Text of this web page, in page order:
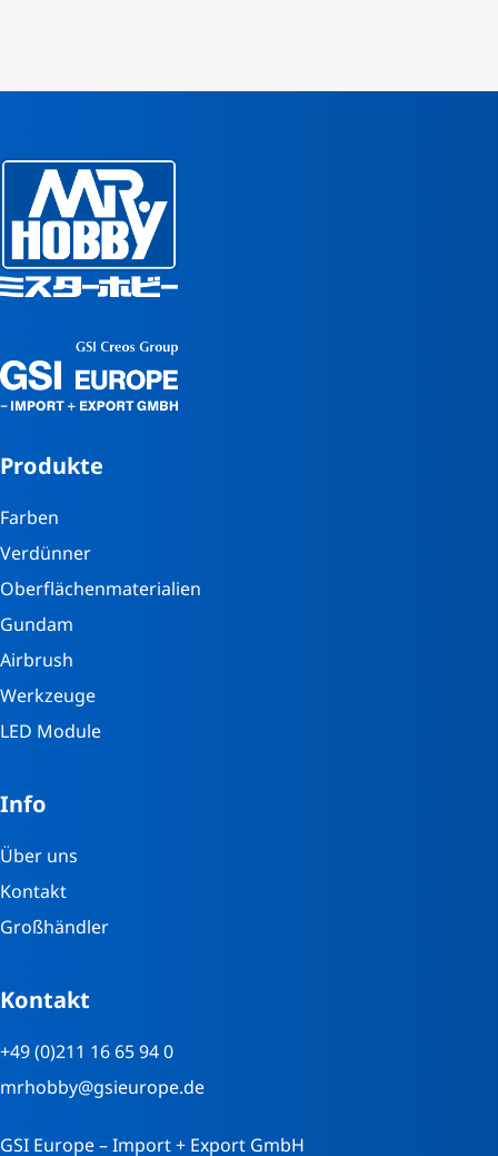
Produkte
Farben
Verdünner
Oberflächenmaterialien
Gundam
Airbrush
Werkzeuge
LED Module
Info
Über uns
Kontakt
Großhändler
Kontakt
+49 (0)211 16 65 94 0
mrhobby@gsieurope.de
GSI Europe – Import + Export GmbH